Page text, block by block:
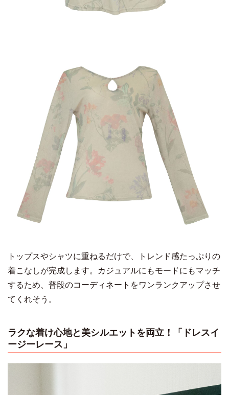
トップスやシャツに重ねるだけで、トレンド感たっぷりの
着こなしが完成します。カジュアルにもモードにもマッチ
するため、普段のコーディネートをワンランクアップさせ
てくれそう。
ラクな着け心地と美シルエットを両立！「ドレスイ
ージーレース」